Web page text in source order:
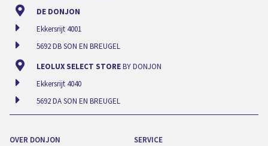
DE DONJON
Ekkersrijt 4001
5692 DB SON EN BREUGEL
LEOLUX SELECT STOREBY DONJON
Ekkersrijt 4040
5692 DA SON EN BREUGEL
OVER DONJON SERVICE